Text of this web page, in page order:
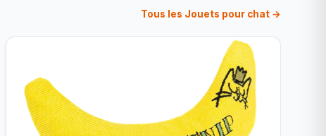
Tous les Jouets pour chat →